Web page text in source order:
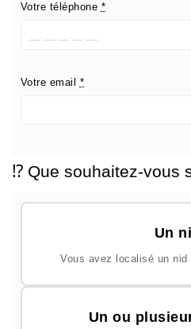
Votre téléphone *
Votre email *
⁉️ Que souhaitez-vous
Un
Vous avez localisé un
Un ou